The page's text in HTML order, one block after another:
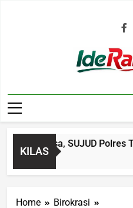
KILAS
Biasa, SUJUD Polres
Home
Birokrasi